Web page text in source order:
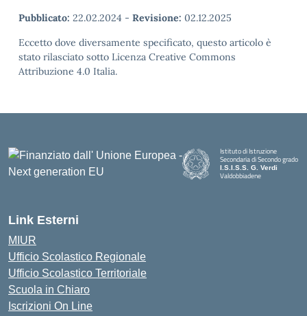
Pubblicato: 22.02.2024 - Revisione: 02.12.2025
Eccetto dove diversamente specificato, questo articolo è
stato rilasciato sotto Licenza Creative Commons
Attribuzione 4.0 Italia.
Istituto di Istruzione
Secondaria di Secondo grado
I.S.I.S.S. G. Verdi
Valdobbiadene
Link Esterni
MIUR
Ufficio Scolastico Regionale
Ufficio Scolastico Territoriale
Scuola in Chiaro
Iscrizioni On Line